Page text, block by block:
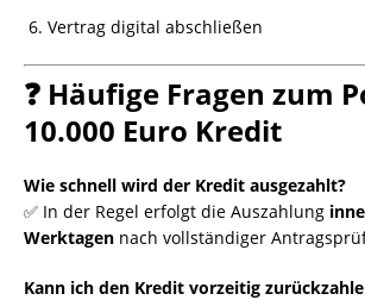
Vertrag digital abschließen
❓ Häufige Fragen zum
10.000 Euro Kredit
Wie schnell wird der Kredit ausgezahlt?
✅ In der Regel erfolgt die Auszahlung
Werktagen nach vollständiger
Kann ich den Kredit vorzeitig